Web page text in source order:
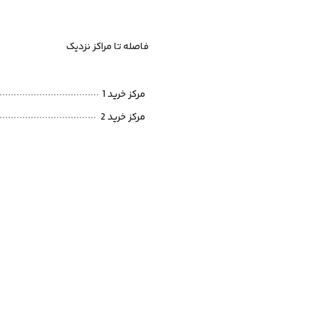
فاصله تا مراکز نزدیک
مرکز خرید 1
مرکز خرید 2